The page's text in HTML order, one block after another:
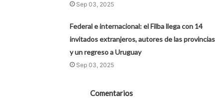
Sep 03, 2025
Federal e internacional: el Filba llega con 14
invitados extranjeros, autores de las provincias
y un regreso a Uruguay
Sep 03, 2025
Comentarios